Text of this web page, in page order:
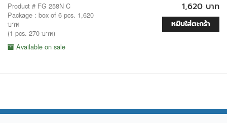
Product # FG 258N C
Package : box of 6 pcs. 1,620
บาท
(1 pcs. 270 บาท)
Available on sale
1,620 บาท
หยิบใส่ตะกร้า